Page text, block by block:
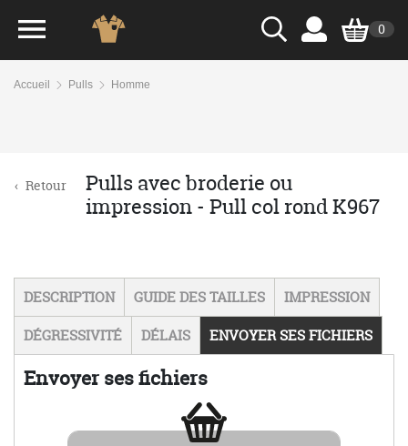
0
Accueil Pulls Homme
‹ Retour
Pulls avec broderie ou
impression - Pull col rond K967
DESCRIPTION GUIDE DES TAILLES
IMPRESSION
DÉGRESSIVITÉ
DÉLAIS ENVOYER SES FICHIERS
Envoyer ses fichiers